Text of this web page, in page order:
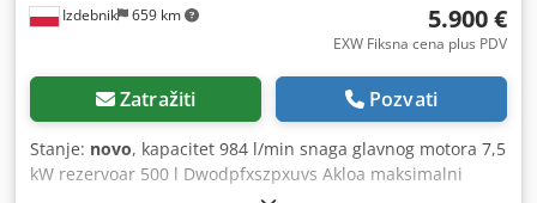
Izdebnik 659 km 5.900 €
EXW Fiksna cena plus PDV
Zatražiti Pozvati
Stanje: novo, kapacitet 984 l/min snaga glavnog motora 7,5
kW rezervoar 500 l Dwodpfxszpxuvs Akloa maksimalni